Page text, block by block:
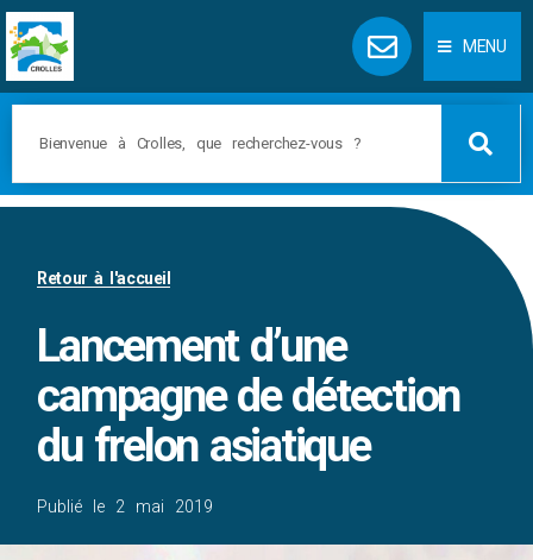
MENU
Retour à l'accueil
Lancement d’une
campagne de détection
du frelon asiatique
Publié le 2 mai 2019
Panneau de gestion des cookies